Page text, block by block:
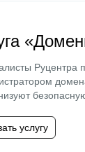
Руцентра
услугу